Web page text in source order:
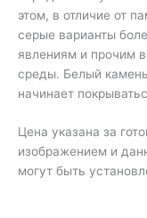
этом, в отличие от
серые варианты
явлениям и прочим
среды. Белый
начинает
Цена указана за
изображением и
могут быть